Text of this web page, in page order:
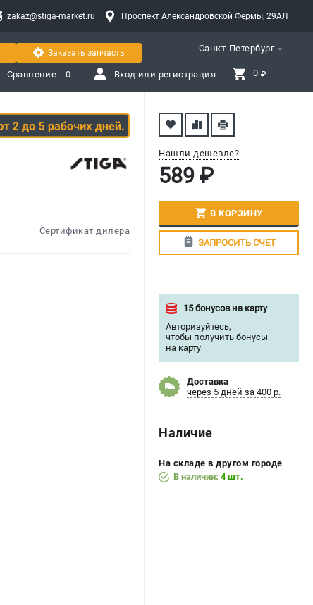
zakaz@stiga-market.ru Проспект Александровской Фермы, 29АЛ
Санкт-Петербург
Заказать запчасть
Сравнение 0 Вход или регистрация 0 ₽
Сертификат дилера
Нашли дешевле?
589 ₽
В КОРЗИНУ
ЗАПРОСИТЬ СЧЕТ
15 бонусов на карту
Авторизуйтесь,
чтобы получить бонусы
на карту
Доставка
через 5 дней за 400 р.
Наличие
На складе в другом городе
В наличии: 4 шт.